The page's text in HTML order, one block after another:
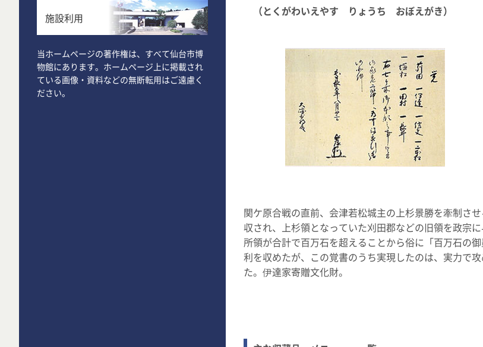
施設利用
当ホームページの著作権は、すべて仙台市博
物館にあります。ホームページ上に掲載され
ている画像・資料などの無断転用はご遠慮く
ださい。
（とくがわいえやす りょうち おぼえがき）
関ケ原合戦の直前、会津若松城主の上杉景勝を牽制さ
収され、上杉領となっていた刈田郡などの旧領を政宗
所領が合計で百万石を超えることから俗に「百万石の
利を収めたが、この覚書のうち実現したのは、実力で
た。伊達家寄贈文化財。